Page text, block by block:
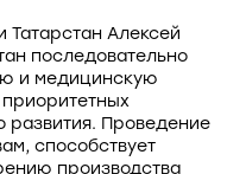
Алексей
последовательно
и медицинскую
развития. Проведение
способствует
производства